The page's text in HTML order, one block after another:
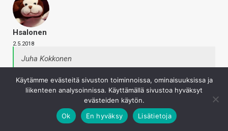
Hsalonen
2.5.2018
Juha Kokkonen
Noctuoilla mitään tekemistä Gentle Typhoonien
Oma kommenttini perustui puhtaasti tuttuun ulkonäköön,
Käytämme evästeitä sivuston toiminnoissa, ominaisuuksissa ja
liikenteen analysoinnissa. Käyttämällä sivustoa hyväksyt
evästeiden käytön.
Ok
En hyväksy Lisätietoja